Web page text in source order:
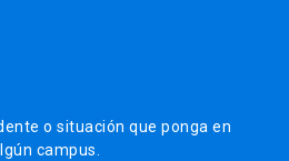
o situación que ponga en
campus.